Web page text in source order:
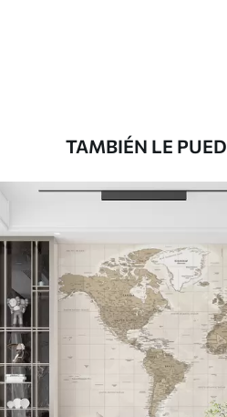
Vinilo Premium
199833.33119900.00$/m²
TAMBIÉN LE